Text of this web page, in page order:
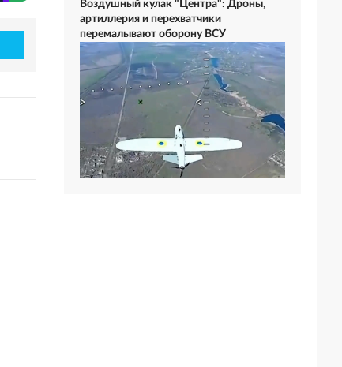
Воздушный кулак "Центра": Дроны,
артиллерия и перехватчики
перемалывают оборону ВСУ